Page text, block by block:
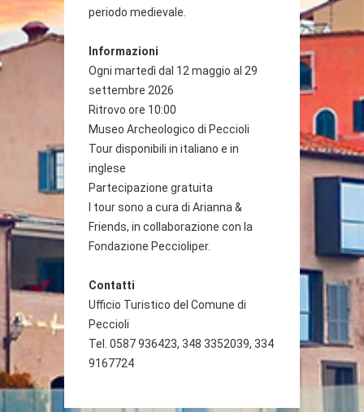
periodo medievale.
Informazioni
Ogni martedì dal 12 maggio al 29
settembre 2026
Ritrovo ore 10:00
Museo Archeologico di Peccioli
Tour disponibili in italiano e in
inglese
Partecipazione gratuita
I tour sono a cura di Arianna &
Friends, in collaborazione con la
Fondazione Peccioliper.
Contatti
Ufficio Turistico del Comune di
Peccioli
Tel. 0587 936423, 348 3352039, 334
9167724